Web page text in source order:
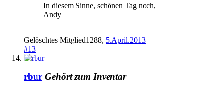
In diesem Sinne, schönen Tag noch,
Andy
Gelöschtes Mitglied1288, 5.April.2013
#13
rbur Gehört zum Inventar